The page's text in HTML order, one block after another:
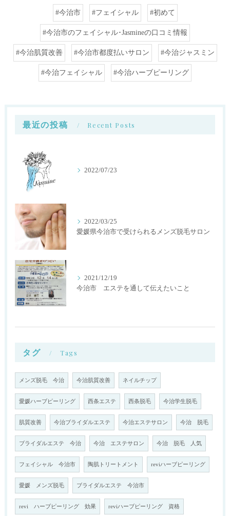
#今治市 #フェイシャル #初めて
#今治市のフェイシャル･Jasmineの口コミ情報
#今治肌質改善 #今治市都度払いサロン #今治ジャスミン
#今治フェイシャル #今治ハーブピーリング
最近の投稿 Recent Posts
2022/07/23
2022/03/25
愛媛県今治市で受けられるメンズ脱毛サロン
2021/12/19
今治市 エステを通して伝えたいこと
タグ Tags
メンズ脱毛 今治 今治肌質改善 ネイルチップ
愛媛ハーブピーリング 西条エステ 西条脱毛 今治学生脱毛
肌質改善 今治ブライダルエステ 今治エステサロン 今治 脱毛
ブライダルエステ 今治 今治 エステサロン 今治 脱毛 人気
フェイシャル 今治市 陶肌トリートメント reviハーブピーリング
愛媛 メンズ脱毛 ブライダルエステ 今治市
revi ハーブピーリング 効果 reviハーブピーリング 資格